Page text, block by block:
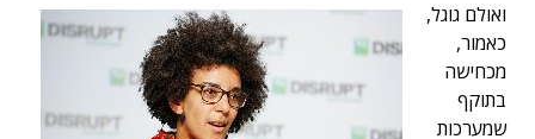
ואולם גוגל,
כאמור,
מכחישה
בתוקף
שמערכות